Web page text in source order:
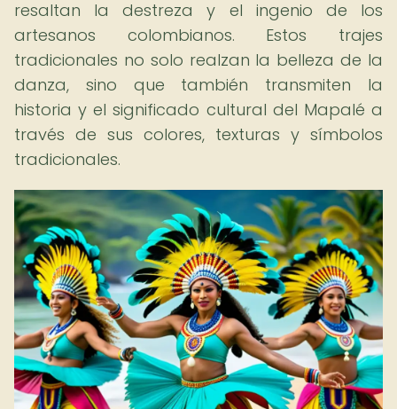
resaltan la destreza y el ingenio de los
artesanos colombianos. Estos trajes
tradicionales no solo realzan la belleza de la
danza, sino que también transmiten la
historia y el significado cultural del Mapalé a
través de sus colores, texturas y símbolos
tradicionales.